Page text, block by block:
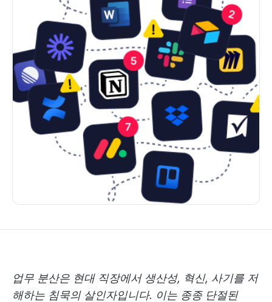
업무 분산은 현대 직장에서 생산성, 혁신, 사기를 저
해하는 침묵의 살인자입니다. 이는 종종 단절된